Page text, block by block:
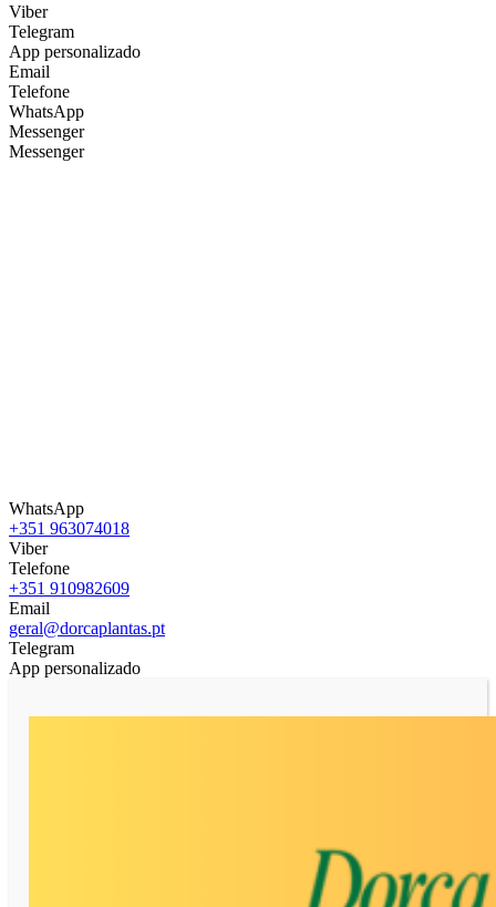
Viber
Telegram
App personalizado
Email
Telefone
WhatsApp
Messenger
Messenger
WhatsApp
+351 963074018
Viber
Telefone
+351 910982609
Email
geral@dorcaplantas.pt
Telegram
App personalizado